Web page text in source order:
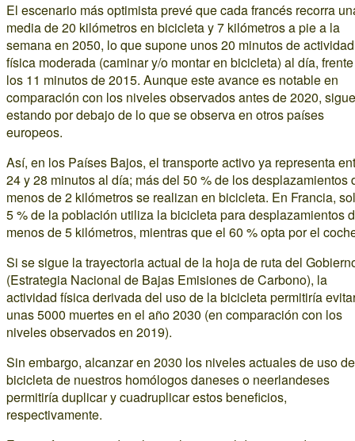
El escenario más optimista prevé que cada francés recorra
media de 20 kilómetros en bicicleta y 7 kilómetros a pie a la
semana en 2050, lo que supone unos 20 minutos de actividad
física moderada (caminar y/o montar en bicicleta) al día,
los 11 minutos de 2015. Aunque este avance es notable en
comparación con los niveles observados antes de 2020, sigue
estando por debajo de lo que se observa en otros países
europeos.
Así, en los Países Bajos, el transporte activo ya representa
24 y 28 minutos al día; más del 50 % de los desplazamientos
menos de 2 kilómetros se realizan en bicicleta. En Francia,
5 % de la población utiliza la bicicleta para desplazamientos
menos de 5 kilómetros, mientras que el 60 % opta por el
Si se sigue la trayectoria actual de la hoja de ruta del
(Estrategia Nacional de Bajas Emisiones de Carbono), la
actividad física derivada del uso de la bicicleta permitiría
unas 5000 muertes en el año 2030 (en comparación con los
niveles observados en 2019).
Sin embargo, alcanzar en 2030 los niveles actuales de uso
bicicleta de nuestros homólogos daneses o neerlandeses
permitiría duplicar y cuadruplicar estos beneficios,
respectivamente.